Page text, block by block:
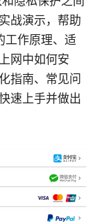
战演示，帮助
工作原理、适
网中如何安
指南、常见问
速上手并做出